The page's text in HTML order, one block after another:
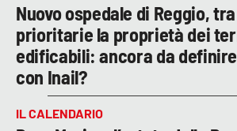
Nuovo ospedale di Reggio,
prioritarie la proprietà dei
edificabili: ancora da
con Inail?
IL CALENDARIO